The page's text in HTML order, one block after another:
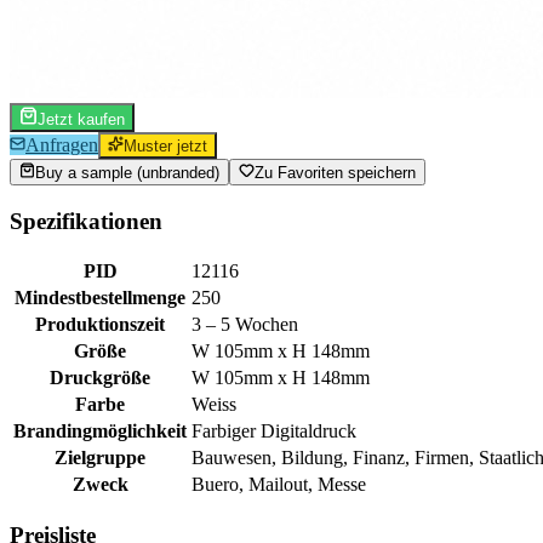
Jetzt kaufen
Anfragen
Muster jetzt
Buy a sample (unbranded)
Zu Favoriten speichern
Spezifikationen
PID
12116
Mindestbestellmenge 250
Produktionszeit
3 – 5 Wochen
Größe
W 105mm x H 148mm
Druckgröße
W 105mm x H 148mm
Farbe
Weiss
Brandingmöglichkeit Farbiger Digitaldruck
Zielgruppe
Bauwesen, Bildung, Finanz, Firmen, Staatlich
Zweck
Buero, Mailout, Messe
Preisliste